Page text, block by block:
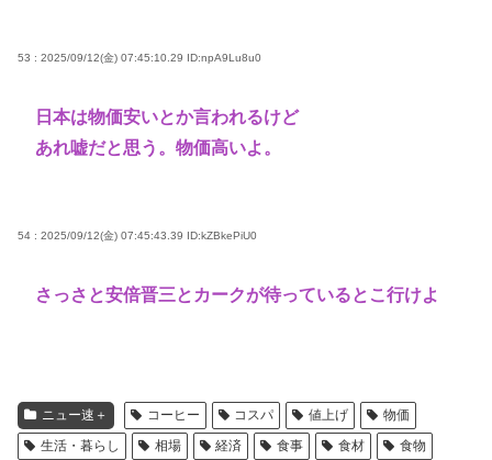
53 : 2025/09/12(金) 07:45:10.29 ID:npA9Lu8u0
日本は物価安いとか言われるけど
あれ嘘だと思う。物価高いよ。
54 : 2025/09/12(金) 07:45:43.39 ID:kZBkePiU0
さっさと安倍晋三とカークが待っているとこ行けよ
ニュー速＋ コーヒー コスパ 値上げ
物価
生活・暮らし
相場 経済 食事 食材
食物